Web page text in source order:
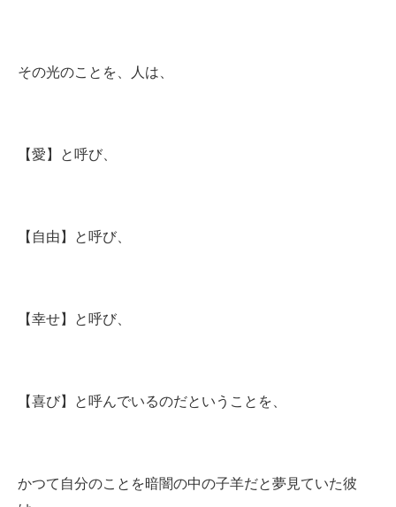
その光のことを、 人は、
【愛】と呼び、
【自由】と呼び、
【幸せ】と呼び、
【喜び】と呼んでいるのだということを、
かつて自分のことを暗闇の中の子羊だと夢見ていた彼